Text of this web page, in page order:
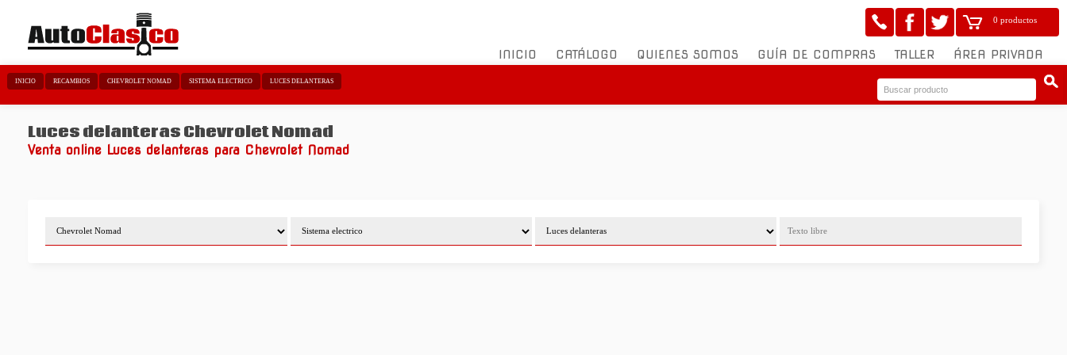
0 productos
INICIO CATÁLOGO QUIENES SOMOS GUÍA DE COMPRAS TALLER ÁREA PRIVADA
INICIO RECAMBIOS CHEVROLET NOMAD SISTEMA ELECTRICO LUCES DELANTERAS
Luces delanteras Chevrolet Nomad
Venta online Luces delanteras para Chevrolet Nomad